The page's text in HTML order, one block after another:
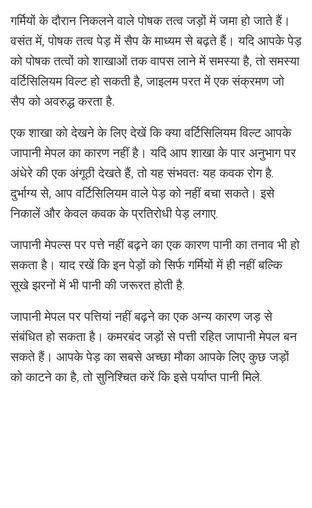
गर्मियों के दौरान निकलने वाले पोषक तत्व जड़ों में जमा हो जाते हैं।
वसंत में, पोषक तत्व पेड़ में सैप के माध्यम से बढ़ते हैं। यदि आपके पेड़
को पोषक तत्वों को शाखाओं तक वापस लाने में समस्या है, तो समस्या
वर्टिसिलियम विल्ट हो सकती है, जाइलम परत में एक संक्रमण जो
सैप को अवरुद्ध करता है.
एक शाखा को देखने के लिए देखें कि क्या वर्टिसिलियम विल्ट आपके
जापानी मेपल का कारण नहीं है। यदि आप शाखा के पार अनुभाग पर
अंधेरे की एक अंगूठी देखते हैं, तो यह संभवतः यह कवक रोग है.
दुर्भाग्य से, आप वर्टिसिलियम वाले पेड़ को नहीं बचा सकते। इसे
निकालें और केवल कवक के प्रतिरोधी पेड़ लगाए.
जापानी मेपल्स पर पत्ते नहीं बढ़ने का एक कारण पानी का तनाव भी हो
सकता है। याद रखें कि इन पेड़ों को सिर्फ गर्मियों में ही नहीं बल्कि
सूखे झरनों में भी पानी की जरूरत होती है.
जापानी मेपल पर पत्तियां नहीं बढ़ने का एक अन्य कारण जड़ से
संबंधित हो सकता है। कमरबंद जड़ों से पत्ती रहित जापानी मेपल बन
सकते हैं। आपके पेड़ का सबसे अच्छा मौका आपके लिए कुछ जड़ों
को काटने का है, तो सुनिश्चित करें कि इसे पर्याप्त पानी मिले.